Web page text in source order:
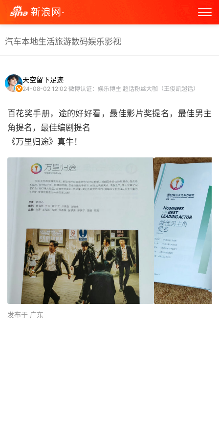
新浪网·
汽车本地生活旅游数码娱乐影视
天空留下足迹
24-08-02 12:02 微博认证：娱乐博主 超话粉丝大咖（王俊凯超话）
百花奖手册，途的好好看，最佳影片奖提名，最佳男主
角提名，最佳编剧提名
《万里归途》真牛！ ​
发布于 广东